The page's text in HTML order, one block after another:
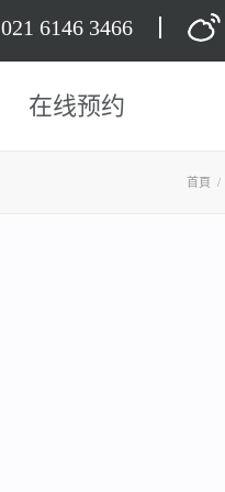
021 6146 3466
在线预约
首頁 /